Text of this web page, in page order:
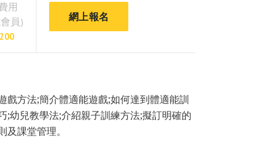
用
員)
網上報名
戲方法;簡介體適能遊戲;如何達到體適能訓
;幼兒教學法;介紹親子訓練方法;擬訂明確的
課堂管理。